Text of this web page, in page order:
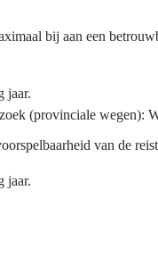
bij aan een
jaar.
(provinciale wegen):
van de
jaar.